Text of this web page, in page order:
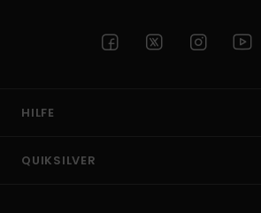
HILFE
QUIKSILVER